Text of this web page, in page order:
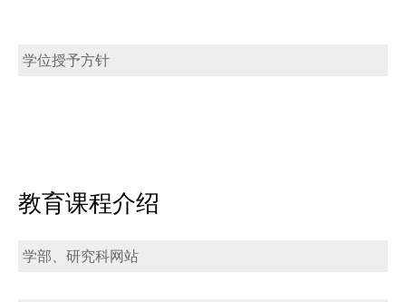
学位授予方针
教育课程介绍
学部、研究科网站